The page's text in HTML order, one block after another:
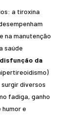
a tiroxina
na manutenção
saúde
disfunção da
diversos
fadiga, ganho
e